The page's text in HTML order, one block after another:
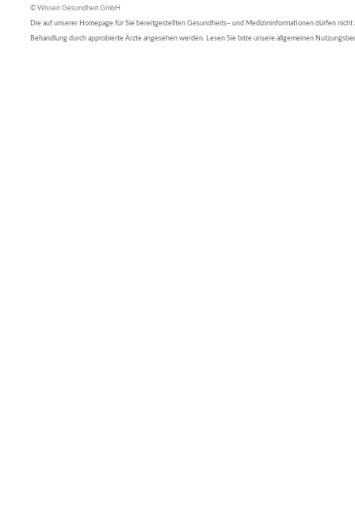
© Wissen Gesundheit GmbH
Die auf unserer Homepage für Sie bereitgestellten Gesundheits– und Medizininformationen dürfen nicht
Behandlung durch approbierte Ärzte angesehen werden. Lesen Sie bitte unsere allgemeinen